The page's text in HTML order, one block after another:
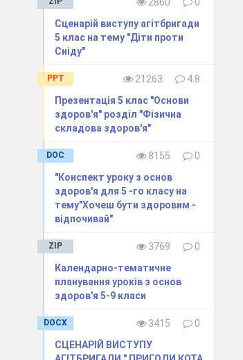
2860
0
Сценарій виступу агітбригади
5 клас на тему "Діти проти
Сніду"
PPT 21263
4.8
Презентація 5 клас "Основи
здоров'я" розділ "Фізична
складова здоров'я"
DOC 8155
0
"Конспект уроку з основ
здоров'я для 5 -го класу на
тему"Хочеш бути здоровим -
відпочивай"
ZIP 3769
0
Календарно-тематичне
планування уроків з основ
здоров'я 5-9 класи
DOCX 3415
0
СЦЕНАРІЙ ВИСТУПУ